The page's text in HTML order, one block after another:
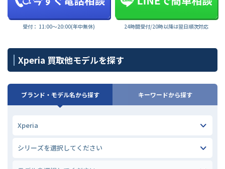
受付： 11:00〜20:00(年中無休) 24時間受付/20時以降は翌日順次対応
Xperia 買取他モデルを探す
ブランド・モデル名から探す キーワードから探す